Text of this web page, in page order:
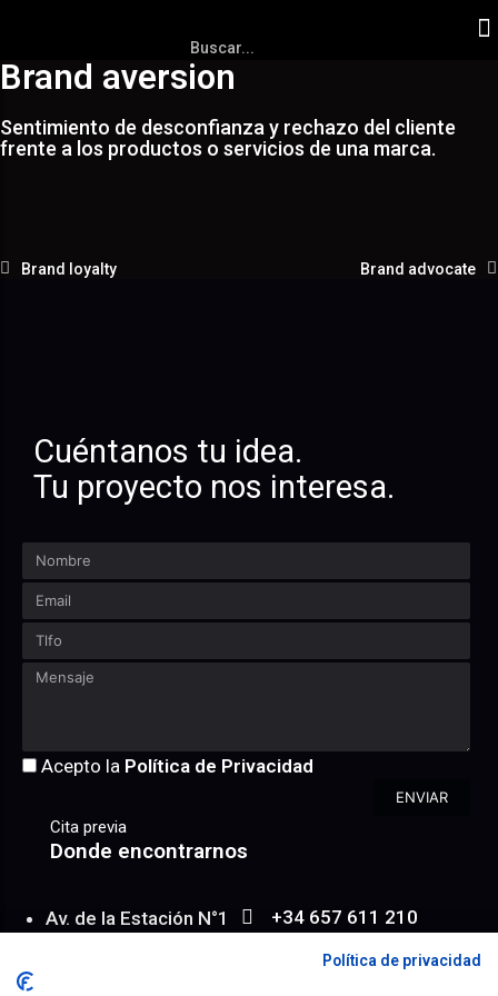
Brand aversion
Sentimiento de desconfianza y rechazo del cliente
frente a los productos o servicios de una marca.
Brand loyalty Brand advocate
Cuéntanos tu idea.
Tu proyecto nos interesa.
Acepto la Política de Privacidad
ENVIAR
Cita previa
Donde encontrarnos
Av. de la Estación N°1
+34 657 611 210
WhatsAppPolítica de privacidad